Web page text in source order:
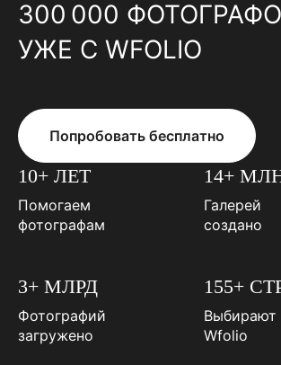
300 000
УЖЕ С WFOLIO
Попробовать бесплатно
10+ ЛЕТ
Помогаем
фотографам
14+
Галерей
создано
3+ МЛРД
Фотографий
загружено
155+
Выбирают
Wfolio